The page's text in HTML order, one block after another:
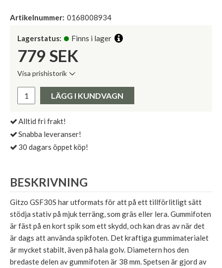
Artikelnummer: 0168008934
Lagerstatus: Finns i lager
779 SEK
Visa prishistorik
Pris:
LÄGG I KUNDVAGN
Alltid fri frakt!
Snabba leveranser!
30 dagars öppet köp!
BESKRIVNING
Gitzo GSF30S har utformats för att på ett tillförlitligt sätt
stödja stativ på mjuk terräng, som gräs eller lera. Gummifoten
är fäst på en kort spik som ett skydd, och kan dras av när det
är dags att använda spikfoten. Det kraftiga gummimaterialet
är mycket stabilt, även på hala golv. Diametern hos den
bredaste delen av gummifoten är 38 mm. Spetsen är gjord av